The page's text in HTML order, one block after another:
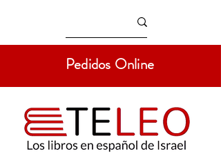
Pedidos Online